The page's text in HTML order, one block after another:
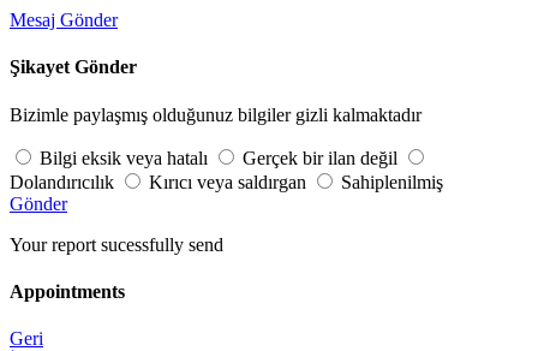
Mesaj Gönder
Şikayet Gönder
Bizimle paylaşmış olduğunuz bilgiler gizli kalmaktadır
Bilgi eksik veya hatalı
Gerçek bir ilan değil
Dolandırıcılık
Kırıcı veya saldırgan
Sahiplenilmiş
Gönder
Your report sucessfully send
Appointments
Geri